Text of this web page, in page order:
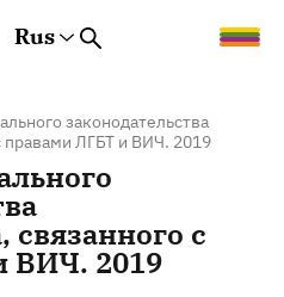
Rus
законодательства
правами ЛГБТ и ВИЧ. 2019
с
ВИЧ. 2019